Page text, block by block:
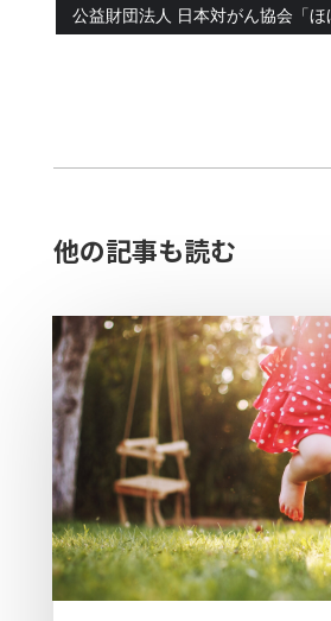
公益財団法人 日本対がん協会「ほ
他の記事も読む​